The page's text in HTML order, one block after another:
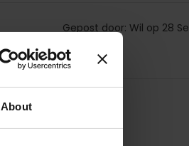
About
Gepost door: Wil op 28